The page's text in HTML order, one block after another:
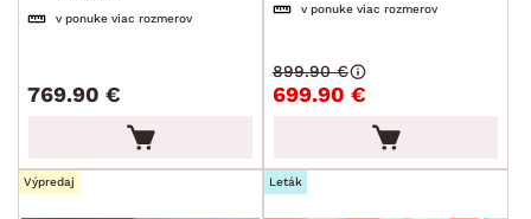
v ponuke viac rozmerov
769.90 €
v ponuke viac rozmerov
699.90 €
899.90 €
Výpredaj Leták